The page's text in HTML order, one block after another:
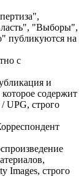
"Выборы",
публикуются на
с
и
содержит
UPG, строго
Images, строго